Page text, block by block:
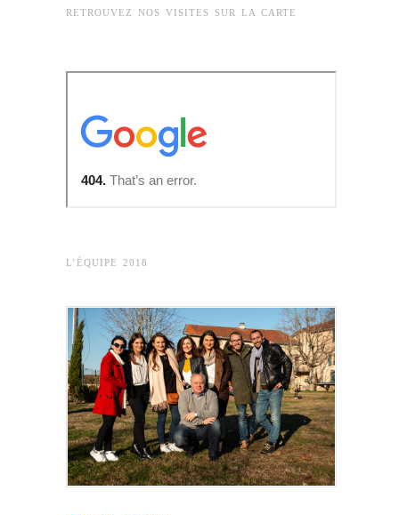
RETROUVEZ NOS VISITES SUR LA CARTE
L’ÉQUIPE 2018